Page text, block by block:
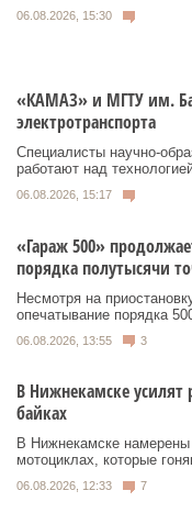
06.08.2026, 15:30
«КАМАЗ» и МГТУ им.
электротранспорта
Специалисты научно-
работают над
06.08.2026, 15:17
«Гараж 500»
порядка полутысячи
Несмотря на
опечатывание порядка
06.08.2026, 13:55 3
В Нижнекамске
байках
В Нижнекамске
мотоциклах, которые
06.08.2026, 12:33 7